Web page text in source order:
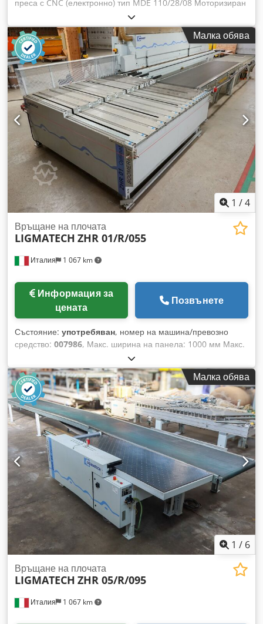
преса с CNC (електронно) тип MDE 110/28/08 Моторизиран
транспорт и монтажна лента Скорост на подаване: м/мин
12 - 40 CNC управление Power Control PC C 22 T Обща
мощност 14 kW Обща дължина на машината 6220 мм
Машината може да обработва корпуси със следните
размери: Дължина мин/макс: мм 250 / 2800 Codpfjlkbn Isx
Akterf Дълбочина мин/макс: мм 120 / 800 Височина мин/
макс: мм 280 / 1320 B) Моторизирана транспортна лента
модел MTB 200/20/08 (дължина 2000 мм) C) Моторизирана
транспортна лента модел MTB 200/20/08 (дължина 2000
мм)
Малка обява
1 /4
Италия 1 067 km
Връщане на плочата
LIGMATECH ZHR 01/R/055
Информация за
цената
Позвънете
Състояние: употребяван, номер на машина/превозно
средство: 007986, Макс. ширина на панела: 1000 мм Макс.
дължина на панела: 2000 мм Дължина на конвейера: 3500
мм Crjdpfx Aksx A Tggstsf Връщане на отрязаните части за
машина за залепване на кантове: отдясно
Малка обява
1 / 6
Италия 1 067 km
Връщане на плочата
LIGMATECH ZHR 05/R/095